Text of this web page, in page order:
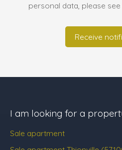
personal data, please
Receive
I am looking for a
Sale apartment